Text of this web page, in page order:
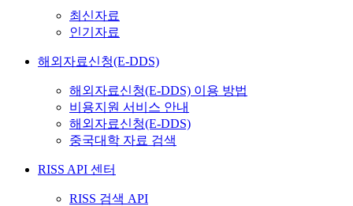
최신자료
인기자료
해외자료신청(E-DDS)
해외자료신청(E-DDS) 이용 방법
비용지원 서비스 안내
해외자료신청(E-DDS)
중국대학 자료 검색
RISS API 센터
RISS 검색 API